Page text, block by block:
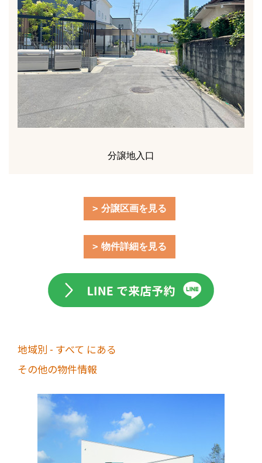
分譲地入口
分譲区画を見る
物件詳細を見る
地域別 - すべて にある
その他の物件情報